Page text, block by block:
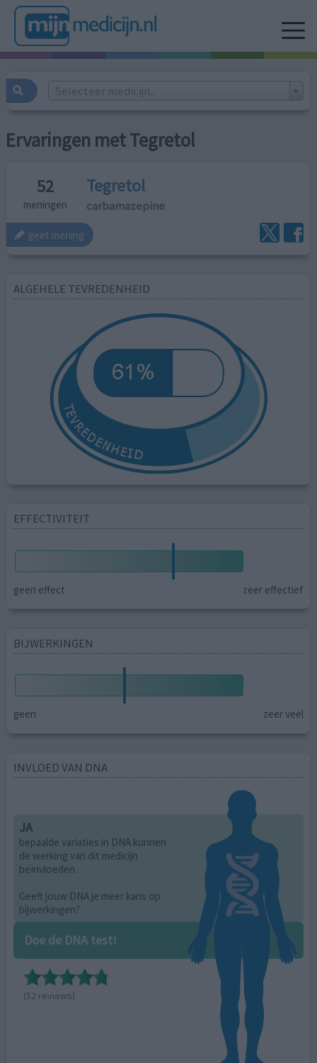
Selecteer medicijn...
Ervaringen met Tegretol
52
meningen
Tegretol
carbamazepine
geef mening
ALGEHELE TEVREDENHEID
EFFECTIVITEIT
geen effect zeer effectief
BIJWERKINGEN
geen zeer veel
INVLOED VAN DNA
JA
bepaalde variaties in DNA kunnen
de werking van dit medicijn
beïnvloeden.
Geeft jouw DNA je meer kans op
bijwerkingen?
Doe de DNA test!
(52 reviews)